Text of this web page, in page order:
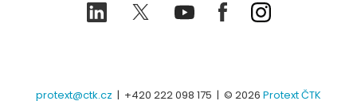
LinkedIn TwitterYoutubeFacebookInstagram
protext@ctk.cz | +420 222 098 175 | © 2026 Protext ČTK